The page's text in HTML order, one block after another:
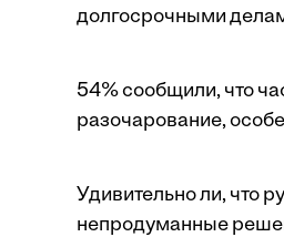
долгосрочными
54% сообщили, что
разочарование,
Удивительно ли, что
непродуманные